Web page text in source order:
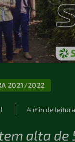
2021/2022
4 min de leitura
alta de